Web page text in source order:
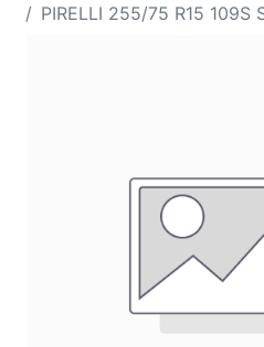
PIRELLI 255/75 R15 109S